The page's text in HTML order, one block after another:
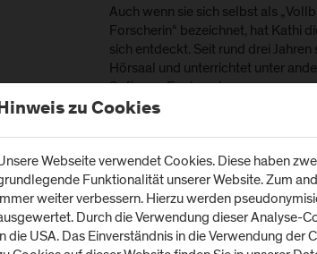
Auch wenn sie sich selbst als
Forscherin“ bezeichnet, hat Kathi
sich entdeckt. Seit rund drei Jahren
Hörsaal und unterrichtet unter
Software Engineering.
mit den Studierenden
Gerade dieser schrittweise Aufbau
die Fragen der Studierenden, die
zu Cookies
Webseite verwendet Cookies. Diese haben
Funktionalität unserer Website. Zum
weiter verbessern. Hierzu werden
Durch die Verwendung dieser Analyse-
die USA. Das Einverständnis in die Verwendung